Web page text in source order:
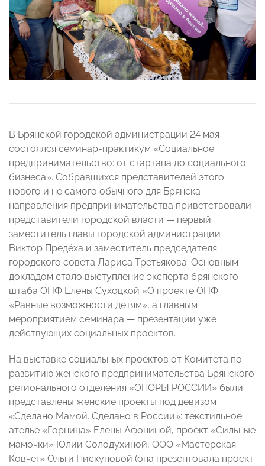
В Брянской городской администрации 24 мая
состоялся семинар-практикум «Социальное
предпринимательство: от стартапа до социального
бизнеса». Собравшихся представителей этого
нового и не самого обычного для Брянска
направления предпринимательства приветствовали
представители городской власти — первый
заместитель главы городской администрации
Виктор Предёха и заместитель председателя
городского совета Лариса Третьякова. Основным
докладом стало выступление эксперта брянского
штаба ОНФ Елены Сухоцкой «О проекте ОНФ
«Равные возможности детям», а главным
мероприятием семинара — презентации уже
действующих социальных проектов.
На выставке социальных проектов от Комитета по
развитию женского предпринимательства Брянского
регионального отделения «ОПОРЫ РОССИИ» были
представлены женские проекты под девизом
«Сделано Мамой. Сделано в России»: текстильное
ателье «Горница» Елены Афониной, проект «Сильные
мамочки» Юлии Солодухиной, ООО «Мастерская
Ковчег» Ольги Пискуновой (она презентовала проект